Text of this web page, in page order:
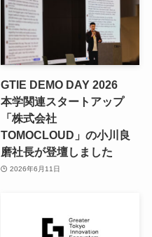
GTIE DEMO DAY 2026
本学関連スタートアップ
「株式会社
TOMOCLOUD」の小川良
磨社長が登壇しました
2026年6月11日